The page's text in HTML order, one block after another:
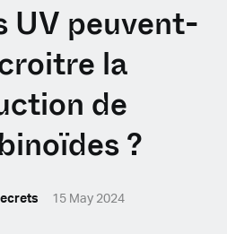
VOTRE
UV peuvent-
la
de
?
15 May 2024